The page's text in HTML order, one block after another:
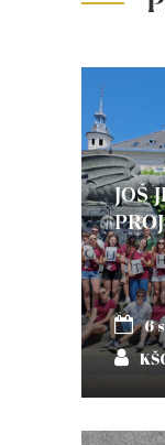
JOŠ
6